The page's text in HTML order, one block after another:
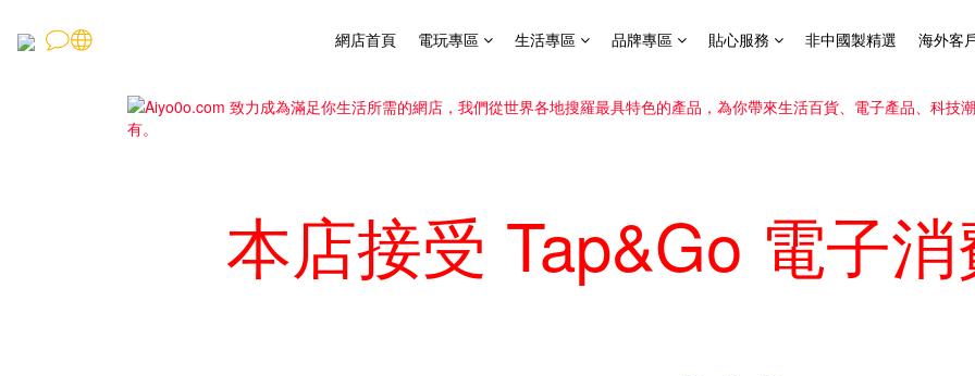
網店首頁 電玩專區 生活專區 品牌專區 貼心服務 非中國製精選 海外客
本店接受 Tap&Go 電子